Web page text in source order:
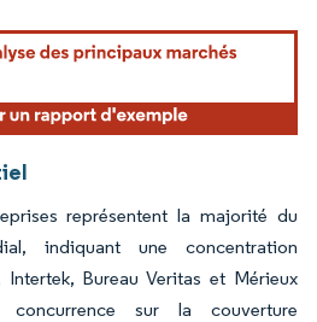
nécessite une attribution sous CC BY
représentent la majorité du
indiquant une concentration
Intertek, Bureau Veritas et Mérieux
concurrence sur la couverture